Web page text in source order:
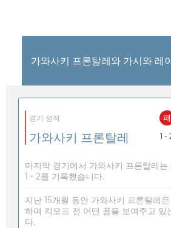
가와사키 프론탈레와 가시와 레
경기 성적
가와사키 프론탈레
패
1 -
마지막 경기에서 가와사키 프론탈레
1 - 2를 기록했습니다.
지난 15개월 동안 가와사키 프론탈레
하며 킥오프 전 어떤 폼을 보여주고 있
다.